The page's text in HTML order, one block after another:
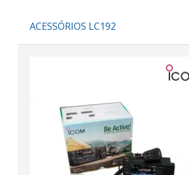
ACESSÓRIOS LC192